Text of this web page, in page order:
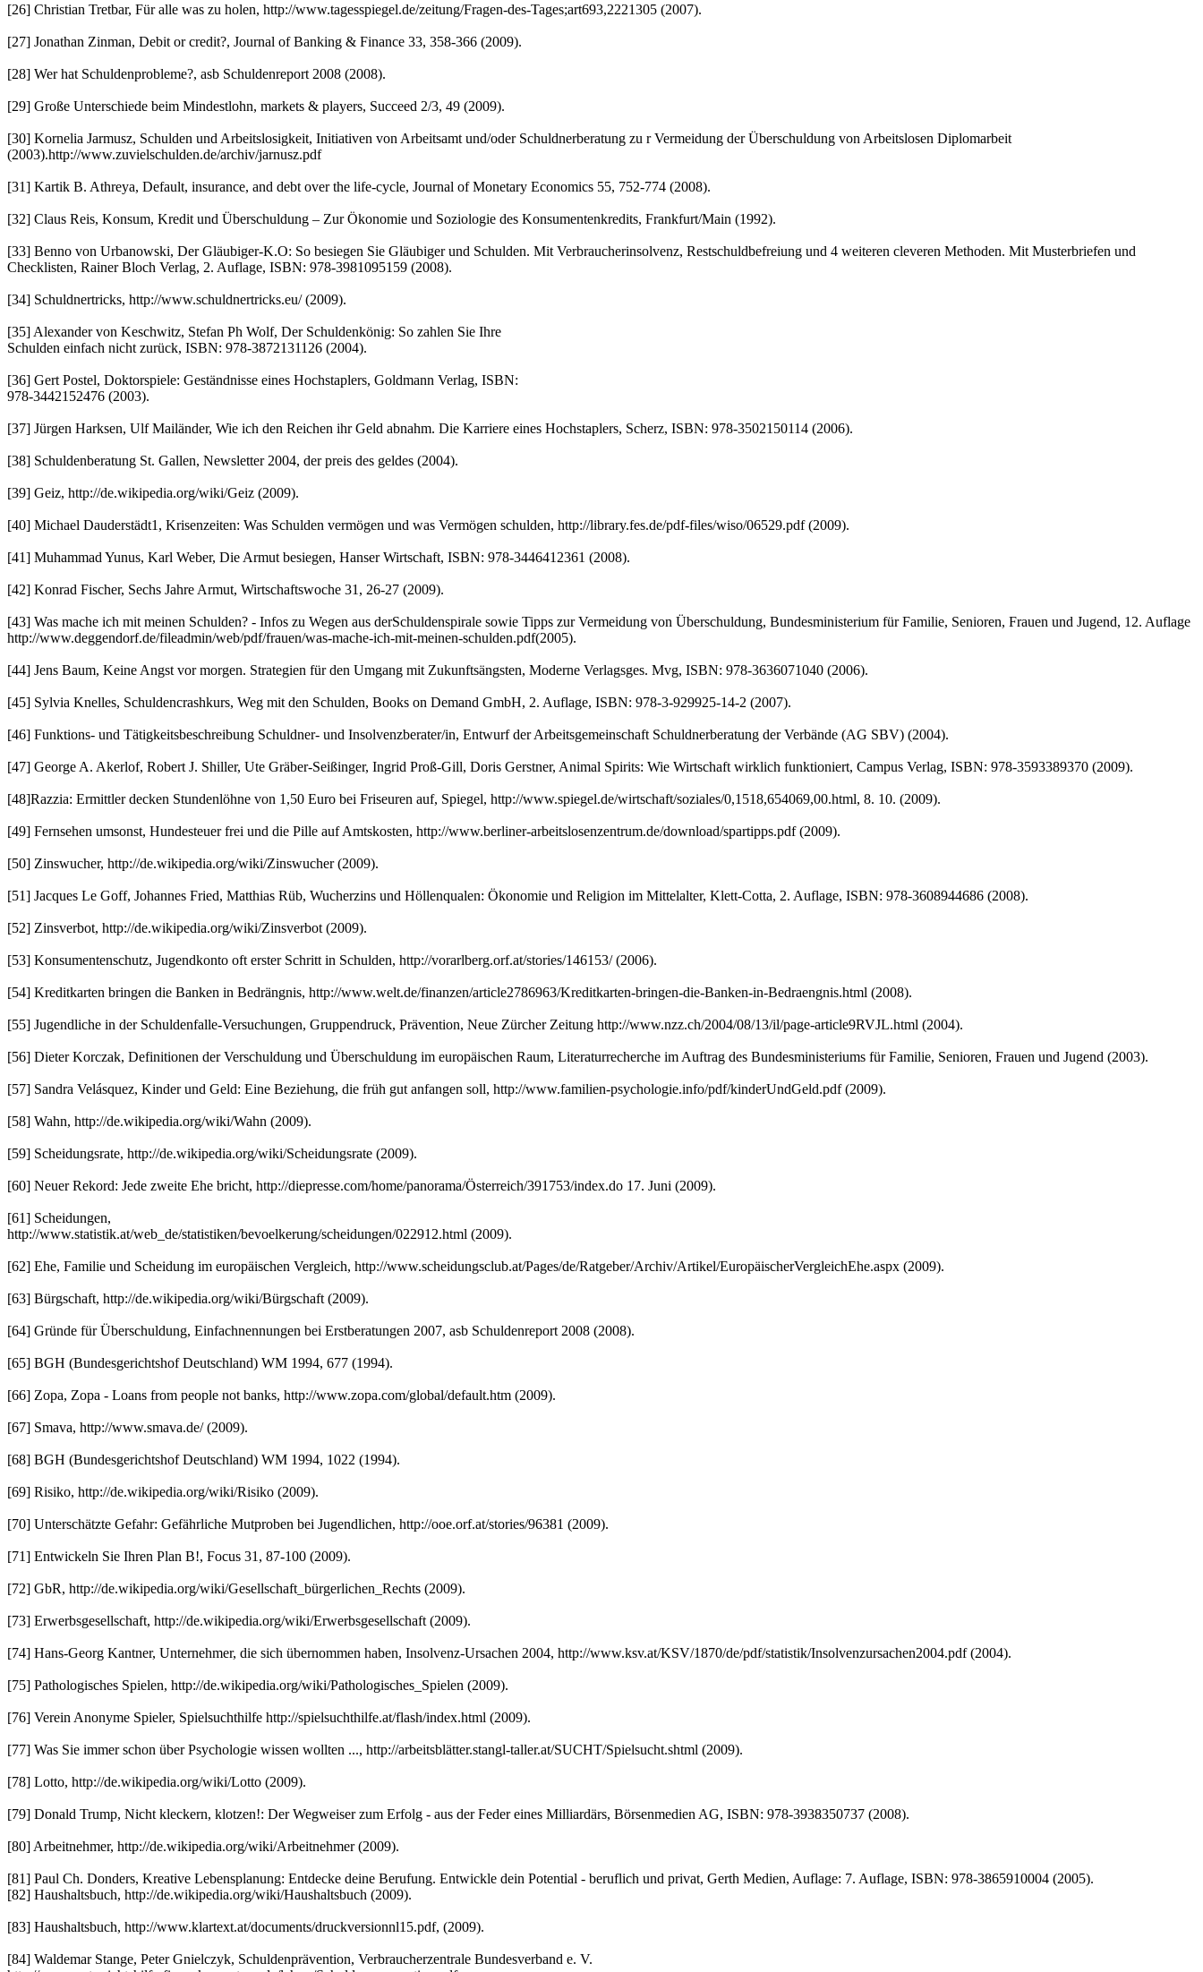
[26] Christian Tretbar, Für alle was zu holen, http://www.tagesspiegel.de/zeitung/Fragen-des-Tages;art693,2221305 (2007).
[27] Jonathan Zinman, Debit or credit?, Journal of Banking & Finance 33, 358-366 (2009).
[28] Wer hat Schuldenprobleme?, asb Schuldenreport 2008 (2008).
[29] Große Unterschiede beim Mindestlohn, markets & players, Succeed 2/3, 49 (2009).
[30] Kornelia Jarmusz, Schulden und Arbeitslosigkeit, Initiativen von Arbeitsamt und/oder Schuldnerberatung zu r Vermeidung der Überschuldung von Arbeitslosen Diplomarbeit
(2003).http://www.zuvielschulden.de/archiv/jarnusz.pdf
[31] Kartik B. Athreya, Default, insurance, and debt over the life-cycle, Journal of Monetary Economics 55, 752-774 (2008).
[32] Claus Reis, Konsum, Kredit und Überschuldung – Zur Ökonomie und Soziologie des Konsumentenkredits, Frankfurt/Main (1992).
[33] Benno von Urbanowski, Der Gläubiger-K.O: So besiegen Sie Gläubiger und Schulden. Mit Verbraucherinsolvenz, Restschuldbefreiung und 4 weiteren cleveren Methoden. Mit Musterbriefen und
Checklisten, Rainer Bloch Verlag, 2. Auflage, ISBN: 978-3981095159 (2008).
[34] Schuldnertricks, http://www.schuldnertricks.eu/ (2009).
[35] Alexander von Keschwitz, Stefan Ph Wolf, Der Schuldenkönig: So zahlen Sie Ihre
Schulden einfach nicht zurück, ISBN: 978-3872131126 (2004).
[36] Gert Postel, Doktorspiele: Geständnisse eines Hochstaplers, Goldmann Verlag, ISBN:
978-3442152476 (2003).
[37] Jürgen Harksen, Ulf Mailänder, Wie ich den Reichen ihr Geld abnahm. Die Karriere eines Hochstaplers, Scherz, ISBN: 978-3502150114 (2006).
[38] Schuldenberatung St. Gallen, Newsletter 2004, der preis des geldes (2004).
[39] Geiz, http://de.wikipedia.org/wiki/Geiz (2009).
[40] Michael Dauderstädt1, Krisenzeiten: Was Schulden vermögen und was Vermögen schulden, http://library.fes.de/pdf-files/wiso/06529.pdf (2009).
[41] Muhammad Yunus, Karl Weber, Die Armut besiegen, Hanser Wirtschaft, ISBN: 978-3446412361 (2008).
[42] Konrad Fischer, Sechs Jahre Armut, Wirtschaftswoche 31, 26-27 (2009).
[43] Was mache ich mit meinen Schulden? - Infos zu Wegen aus derSchuldenspirale sowie Tipps zur Vermeidung von Überschuldung, Bundesministerium für Familie, Senioren, Frauen und Jugend, 12. Auflage
http://www.deggendorf.de/fileadmin/web/pdf/frauen/was-mache-ich-mit-meinen-schulden.pdf(2005).
[44] Jens Baum, Keine Angst vor morgen. Strategien für den Umgang mit Zukunftsängsten, Moderne Verlagsges. Mvg, ISBN: 978-3636071040 (2006).
[45] Sylvia Knelles, Schuldencrashkurs, Weg mit den Schulden, Books on Demand GmbH, 2. Auflage, ISBN: 978-3-929925-14-2 (2007).
[46] Funktions- und Tätigkeitsbeschreibung Schuldner- und Insolvenzberater/in, Entwurf der Arbeitsgemeinschaft Schuldnerberatung der Verbände (AG SBV) (2004).
[47] George A. Akerlof, Robert J. Shiller, Ute Gräber-Seißinger, Ingrid Proß-Gill, Doris Gerstner, Animal Spirits: Wie Wirtschaft wirklich funktioniert, Campus Verlag, ISBN: 978-3593389370 (2009).
[48]Razzia: Ermittler decken Stundenlöhne von 1,50 Euro bei Friseuren auf, Spiegel, http://www.spiegel.de/wirtschaft/soziales/0,1518,654069,00.html, 8. 10. (2009).
[49] Fernsehen umsonst, Hundesteuer frei und die Pille auf Amtskosten, http://www.berliner-arbeitslosenzentrum.de/download/spartipps.pdf (2009).
[50] Zinswucher, http://de.wikipedia.org/wiki/Zinswucher (2009).
[51] Jacques Le Goff, Johannes Fried, Matthias Rüb, Wucherzins und Höllenqualen: Ökonomie und Religion im Mittelalter, Klett-Cotta, 2. Auflage, ISBN: 978-3608944686 (2008).
[52] Zinsverbot, http://de.wikipedia.org/wiki/Zinsverbot (2009).
[53] Konsumentenschutz, Jugendkonto oft erster Schritt in Schulden, http://vorarlberg.orf.at/stories/146153/ (2006).
[54] Kreditkarten bringen die Banken in Bedrängnis, http://www.welt.de/finanzen/article2786963/Kreditkarten-bringen-die-Banken-in-Bedraengnis.html (2008).
[55] Jugendliche in der Schuldenfalle-Versuchungen, Gruppendruck, Prävention, Neue Zürcher Zeitung http://www.nzz.ch/2004/08/13/il/page-article9RVJL.html (2004).
[56] Dieter Korczak, Definitionen der Verschuldung und Überschuldung im europäischen Raum, Literaturrecherche im Auftrag des Bundesministeriums für Familie, Senioren, Frauen und Jugend (2003).
[57] Sandra Velásquez, Kinder und Geld: Eine Beziehung, die früh gut anfangen soll, http://www.familien-psychologie.info/pdf/kinderUndGeld.pdf (2009).
[58] Wahn, http://de.wikipedia.org/wiki/Wahn (2009).
[59] Scheidungsrate, http://de.wikipedia.org/wiki/Scheidungsrate (2009).
[60] Neuer Rekord: Jede zweite Ehe bricht, http://diepresse.com/home/panorama/Österreich/391753/index.do 17. Juni (2009).
[61] Scheidungen,
http://www.statistik.at/web_de/statistiken/bevoelkerung/scheidungen/022912.html (2009).
[62] Ehe, Familie und Scheidung im europäischen Vergleich, http://www.scheidungsclub.at/Pages/de/Ratgeber/Archiv/Artikel/EuropäischerVergleichEhe.aspx (2009).
[63] Bürgschaft, http://de.wikipedia.org/wiki/Bürgschaft (2009).
[64] Gründe für Überschuldung, Einfachnennungen bei Erstberatungen 2007, asb Schuldenreport 2008 (2008).
[65] BGH (Bundesgerichtshof Deutschland) WM 1994, 677 (1994).
[66] Zopa, Zopa - Loans from people not banks, http://www.zopa.com/global/default.htm (2009).
[67] Smava, http://www.smava.de/ (2009).
[68] BGH (Bundesgerichtshof Deutschland) WM 1994, 1022 (1994).
[69] Risiko, http://de.wikipedia.org/wiki/Risiko (2009).
[70] Unterschätzte Gefahr: Gefährliche Mutproben bei Jugendlichen, http://ooe.orf.at/stories/96381 (2009).
[71] Entwickeln Sie Ihren Plan B!, Focus 31, 87-100 (2009).
[72] GbR, http://de.wikipedia.org/wiki/Gesellschaft_bürgerlichen_Rechts (2009).
[73] Erwerbsgesellschaft, http://de.wikipedia.org/wiki/Erwerbsgesellschaft (2009).
[74] Hans-Georg Kantner, Unternehmer, die sich übernommen haben, Insolvenz-Ursachen 2004, http://www.ksv.at/KSV/1870/de/pdf/statistik/Insolvenzursachen2004.pdf (2004).
[75] Pathologisches Spielen, http://de.wikipedia.org/wiki/Pathologisches_Spielen (2009).
[76] Verein Anonyme Spieler, Spielsuchthilfe http://spielsuchthilfe.at/flash/index.html (2009).
[77] Was Sie immer schon über Psychologie wissen wollten ..., http://arbeitsblätter.stangl-taller.at/SUCHT/Spielsucht.shtml (2009).
[78] Lotto, http://de.wikipedia.org/wiki/Lotto (2009).
[79] Donald Trump, Nicht kleckern, klotzen!: Der Wegweiser zum Erfolg - aus der Feder eines Milliardärs, Börsenmedien AG, ISBN: 978-3938350737 (2008).
[80] Arbeitnehmer, http://de.wikipedia.org/wiki/Arbeitnehmer (2009).
[81] Paul Ch. Donders, Kreative Lebensplanung: Entdecke deine Berufung. Entwickle dein Potential - beruflich und privat, Gerth Medien, Auflage: 7. Auflage, ISBN: 978-3865910004 (2005).
[82] Haushaltsbuch, http://de.wikipedia.org/wiki/Haushaltsbuch (2009).
[83] Haushaltsbuch, http://www.klartext.at/documents/druckversionnl15.pdf, (2009).
[84] Waldemar Stange, Peter Gnielczyk, Schuldenprävention, Verbraucherzentrale Bundesverband e. V.